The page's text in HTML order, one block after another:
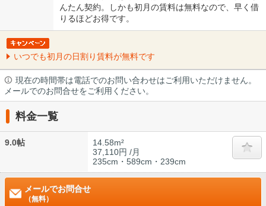
んたん契約。しかも初月の賃料は無料なので、早く借
りるほどお得です。
いつでも初月の日割り賃料が無料です
現在の時間帯は電話でのお問い合わせはご利用いただけません。
メールでのお問合せをご利用ください。
料金一覧
9.0帖
14.58m²
37,110円 /月
235cm・589cm・239cm
メールでお問合せ
（無料）